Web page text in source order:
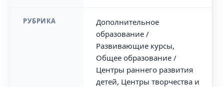
РУБРИКА
Дополнительное
образование /
Развивающие курсы,
Общее образование /
Центры раннего развития
детей, Центры творчества и